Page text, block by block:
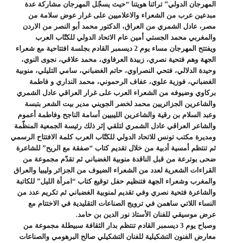
المهرجان الدولي” تراثنا هويتنا “حيث يسجّل المهرجان مشاركة عدة
مبدعين عرب من الشعراء والاعلاميين على غرار عوض سلامة من
مصر، عادل الشمري من العراق، الدكتور محمد أبو النصر من الاردن
والمغربي محمد الجستي أمين عام الاتحاد الدولي للكتّاب العرب
ويفتتح المهرجان مساء يوم 2 ديسمبر القادم بجلسة افتتاحية مع شعراء
الجهة وهم فتحية نصري، زبيدة العرفاوي، محمد علاقي، نجوى النوي،
وحيدة الدلالي، فتحي النصراوي، حاتم الغضباني، سامي التليلي، منوبية
الغضباني، فوزية علوي، عفاف الرحموني، محمد النداري و فاطمة
بركاوي وضيوفه من الشعراء العرب على غرار العراقي عادل الشمري
والشاعرين الجزائريين محمد لخضر الجويني مدير بيت الشعر بتبسة
وعبد السلام بن رقية والشاعرين الليبيين أسامة الناجح وفاطمة أعموم
والشاعر العراقي عادل الشمري لتلقي إثر ذلك رئيسة الجمعية المنظّمة
ومديرة مكتب تونس للاتحاد الدولي للكتّاب العرب كلمة الافتتاح الرسمي
ثم تنتظم أمسية أدبية من خلال تقديم كتاب “صفقة مع الريح” للشاعرة
ضحى بوترعة من قبل الناقدة منوبية الغضباني ثم تقدّم مجموعة من
القراءات الشعرية لعدد من الشعراء الضيوف من الجزائر وليبيا والعراق
والمغرب وشعراء الجهة فتنظيم حفل توقيع كتاب “امرأة الليل” للكاتبة
والشاعرة فتحية نصري وفي تقديم لمنوبية الغضباني ثم تكريم عدد من
النساء اللاتي ساهمن في ترويج الصناعات التقليدية في الاختتام مع
عرض موسيقي للفنان الأستاذ نور الدين بن حامد.
وصباح يوم 3 ديسمبر القادم تنتظم بدار الثقافة سبيطلة مجموعة من
معارض الفنون التشكيلية للفنان التشكيلي صالح البرهومي والصناعات